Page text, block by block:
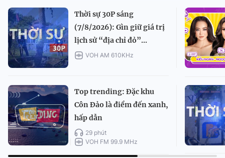
Thời sự 30P sáng
(7/8/2026): Gìn giữ giá trị
lịch sử “địa chỉ đỏ”...
VOH AM 610KHz
Top trending: Đặc khu
Côn Đảo là điểm đến xanh,
hấp dẫn
29 phút
VOH FM 99.9 MHz